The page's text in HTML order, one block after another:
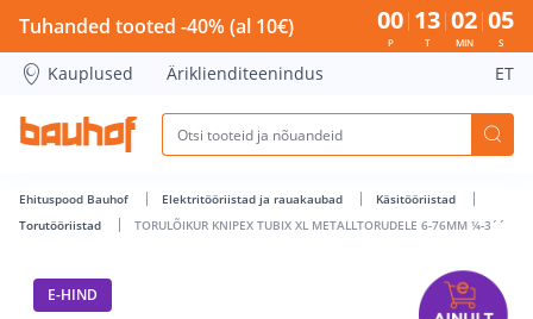
TORULÕIKUR KNIPEX TUBIX XL METALLTORUDELE 6-
Tuhanded tooted -40% (al 10€) 00
P
13
T
02
MIN
04
S
Kauplused Äriklienditeenindus ET
Ehituspood Bauhof Elektritööriistad ja rauakaubad
Käsitööriistad
Torutööriistad
TORULÕIKUR KNIPEX TUBIX XL METALLTORUDELE 6-76MM ¼-3´´
E-HIND